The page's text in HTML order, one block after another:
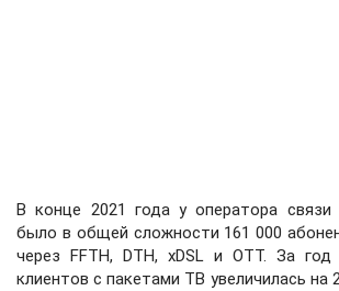
В конце 2021 года у оператора связи
было в общей сложности 161 000
через FFTH, DTH, xDSL и OTT. За год
клиентов с пакетами ТВ увеличилась на